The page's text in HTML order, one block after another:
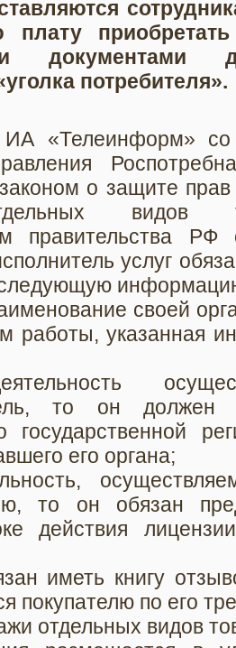
плату
потребителя».
«Телеинформ» со
о защите прав
видов
правительства
услуг
следующую
своей
работы, указанная
то он должен
его органа;
то он обязан
действия
иметь книгу
покупателю по его
отдельных видов